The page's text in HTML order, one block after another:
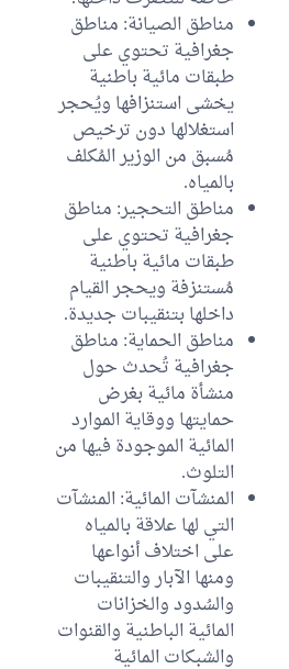
مناطق الصيانة: مناطق
جغرافية تحتوي على
طبقات مائية باطنية
يخشى استنزافها ويُحجر
استغلالها دون ترخيص
مُسبق من الوزير المُكلف
بالمياه.
مناطق التحجير: مناطق
جغرافية تحتوي على
طبقات مائية باطنية
مُستنزفة ويحجر القيام
داخلها بتنقيبات جديدة.
مناطق الحماية: مناطق
جغرافية تُحدث حول
منشأة مائية بغرض
حمايتها ووقاية الموارد
المائية الموجودة فيها من
التلوث.
المنشآت المائية: المنشآت
التي لها علاقة بالمياه
على اختلاف أنواعها
ومنها الآبار والتنقيبات
والسُدود والخزانات
المائية الباطنية والقنوات
والشبكات المائية